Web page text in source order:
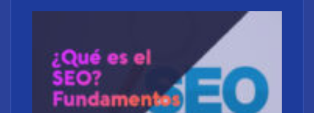
La revolución digital del mercado inmobiliario